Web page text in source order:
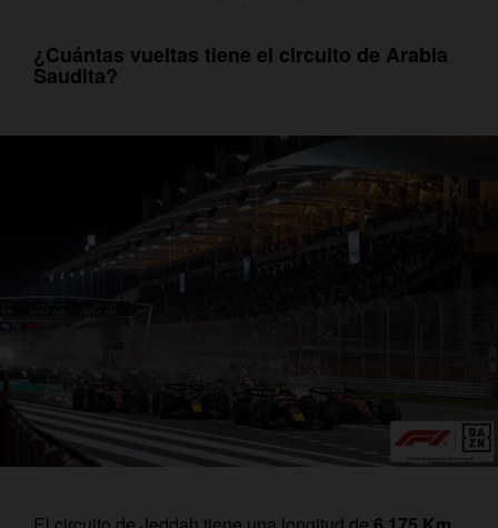
¿Cuántas vueltas tiene el circuito de Arabia
Saudita?